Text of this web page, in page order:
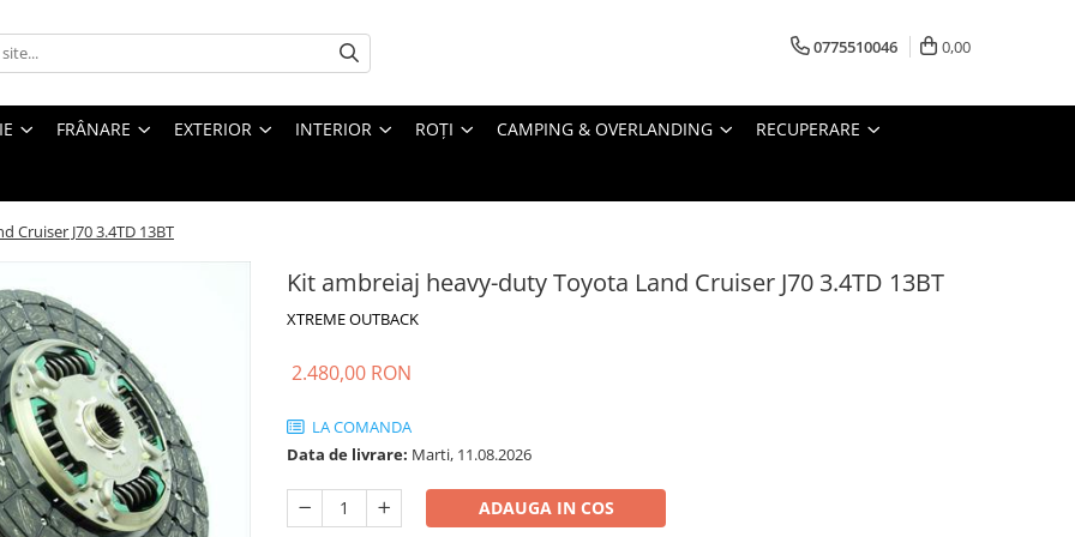
0775510046 0,00
FRÂNARE EXTERIOR INTERIOR ROȚI CAMPING & OVERLANDING RECUPERARE
Cruiser J70 3.4TD 13BT
Kit ambreiaj heavy-duty Toyota Land Cruiser J70 3.4TD 13BT
XTREME OUTBACK
2.480,00 RON
LA COMANDA
Data de livrare: Marti, 11.08.2026
ADAUGA IN COS